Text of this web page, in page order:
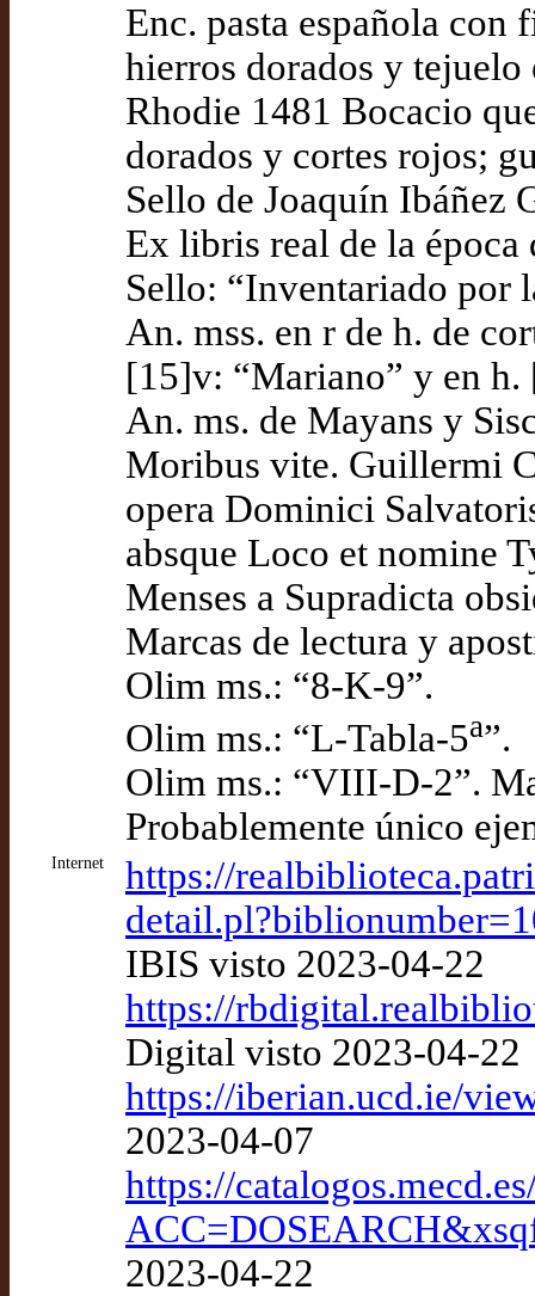
Enc. pasta española con
hierros dorados y
Rhodie 1481 Bocacio
dorados y cortes rojos;
Sello de Joaquín Ibáñez
Ex libris real de la
Sello: “Inventariado por
An. mss. en r de h. de
[15]v: “Mariano” y en h.
An. ms. de Mayans y
Moribus vite. Guillermi
opera Dominici
absque Loco et nomine
Menses a Supradicta
Marcas de lectura y
Olim ms.: “8-K-9”.
Olim ms.: “L-Tabla-5a”.
Olim ms.: “VIII-D-2”.
Probablemente único
Internet
https://
IBIS visto 2023-04-22
https://
Digital visto 2023-04-22
https://iberian.ucd.ie/
2023-04-07
https://
2023-04-22